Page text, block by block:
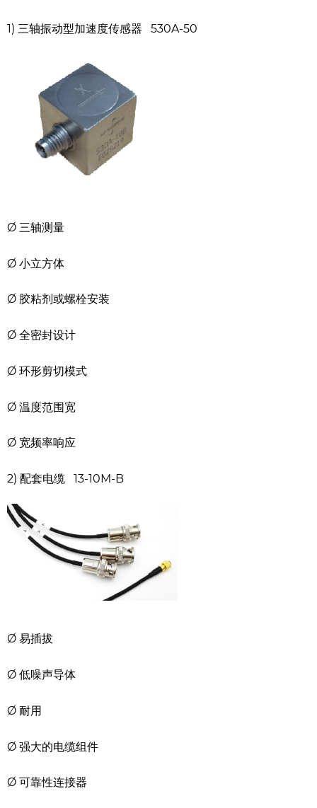
1) 三轴振动型加速度传感器 530A-50
Ø 三轴测量
Ø 小立方体
Ø 胶粘剂或螺栓安装
Ø 全密封设计
Ø 环形剪切模式
Ø 温度范围宽
Ø 宽频率响应
2) 配套电缆 13-10M-B
Ø 易插拔
Ø 低噪声导体
Ø 耐用
Ø 强大的电缆组件
Ø 可靠性连接器